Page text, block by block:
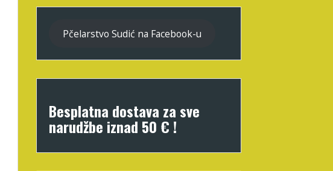
Pčelarstvo Sudić na Facebook-u
Besplatna dostava za sve
narudžbe iznad 50 € !